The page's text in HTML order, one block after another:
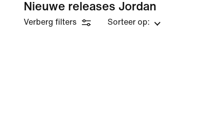
Nieuwe releases Jordan
Verberg filters Sorteer op: